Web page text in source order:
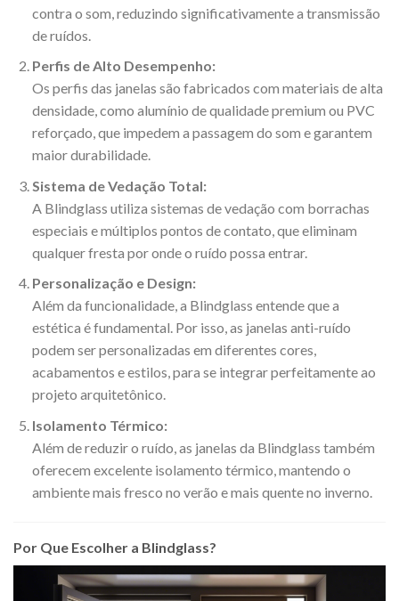
contra o som, reduzindo significativamente a transmissão
de ruídos.
Perfis de Alto Desempenho:
Os perfis das janelas são fabricados com materiais de alta
densidade, como alumínio de qualidade premium ou PVC
reforçado, que impedem a passagem do som e garantem
maior durabilidade.
Sistema de Vedação Total:
A Blindglass utiliza sistemas de vedação com borrachas
especiais e múltiplos pontos de contato, que eliminam
qualquer fresta por onde o ruído possa entrar.
Personalização e Design:
Além da funcionalidade, a Blindglass entende que a
estética é fundamental. Por isso, as janelas anti-ruído
podem ser personalizadas em diferentes cores,
acabamentos e estilos, para se integrar perfeitamente ao
projeto arquitetônico.
Isolamento Térmico:
Além de reduzir o ruído, as janelas da Blindglass também
oferecem excelente isolamento térmico, mantendo o
ambiente mais fresco no verão e mais quente no inverno.
Por Que Escolher a Blindglass?